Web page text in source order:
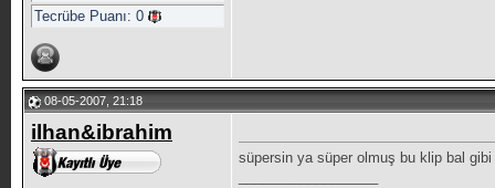
Tecrübe Puanı: 0
08-05-2007, 21:18
ilhan&ibrahim
süpersin ya süper olmuş bu klip bal